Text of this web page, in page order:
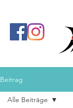
Beitrag
Alle Beiträge